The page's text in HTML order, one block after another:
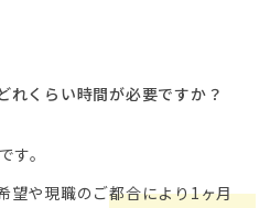
れくらい時間が必要ですか？
す。
望や現職のご都合により1ヶ月